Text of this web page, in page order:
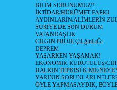
BİLİM SORUNUMUZ!!
İKTİDAR/HÜKÜMET FARKI
AYDINLARIN/ALİMLERİN
SURİYE DE SON DURUM
VATANDAŞLIK
CILGIN PROJE ÇıLğInLıĞı
DEPREM
YAŞARKEN YAŞAMAK!
EKONOMİK KURUTULUŞ/
HALKIN TEPKİSİ KİME/NEYE?
YARININ SORUNLARI NELER?
ÖYLE YAPMASAYDIK,